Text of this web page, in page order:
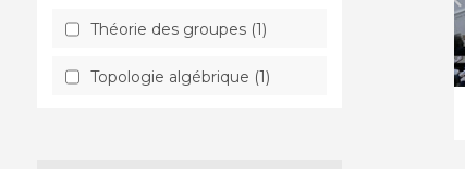
Théorie des groupes (1)
Topologie algébrique (1)